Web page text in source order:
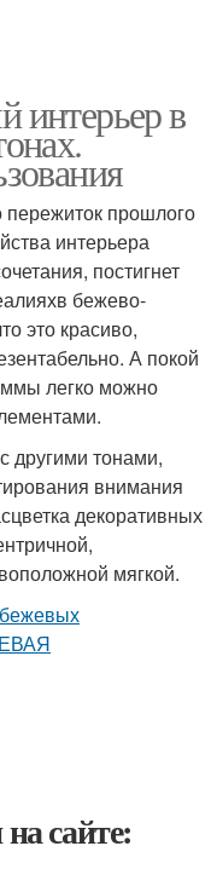
интерьер в
пережиток прошлого
интерьера
постигнет
бежево-
это красиво,
А покой
легко можно
другими тонами,
внимания
декоративных
мягкой.
сайте: